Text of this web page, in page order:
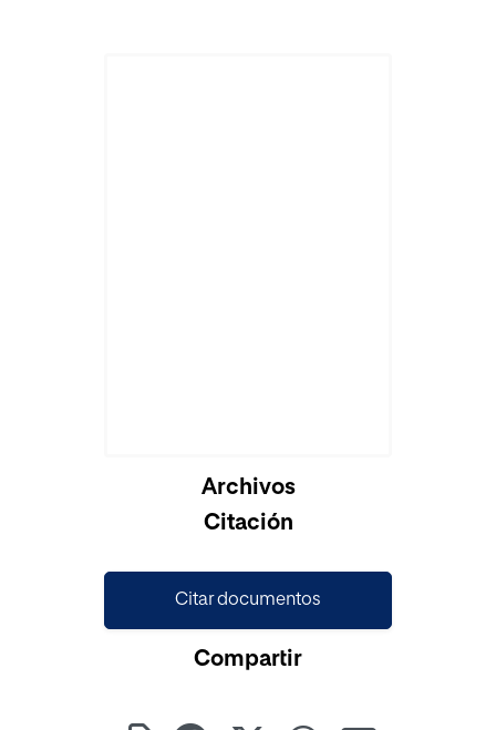
Cargando...Archivos
Citación
Citar documentos
Compartir